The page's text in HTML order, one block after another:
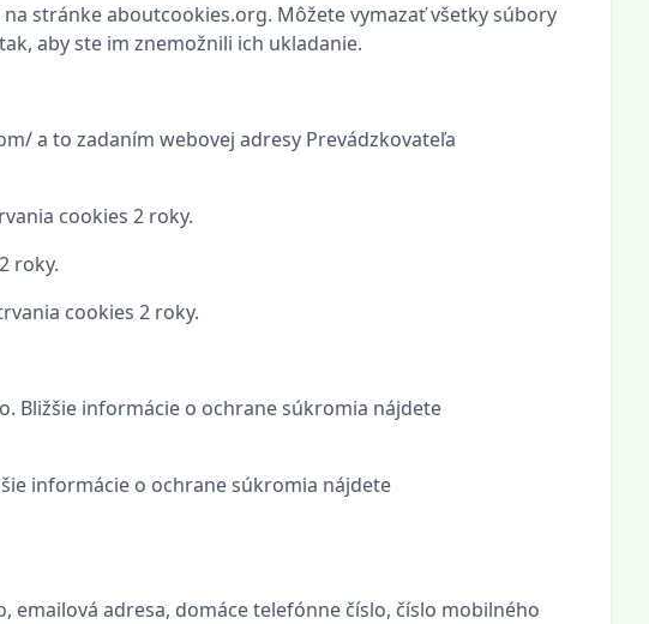
stránke aboutcookies.org. Môžete vymazať všetky súbory
aby ste im znemožnili ich ukladanie.
a to zadaním webovej adresy Prevádzkovateľa
cookies 2 roky.
roky.
cookies 2 roky.
Bližšie informácie o ochrane súkromia nájdete
informácie o ochrane súkromia nájdete
emailová adresa, domáce telefónne číslo, číslo mobilného